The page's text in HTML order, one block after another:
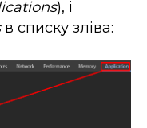
), і
в списку зліва: